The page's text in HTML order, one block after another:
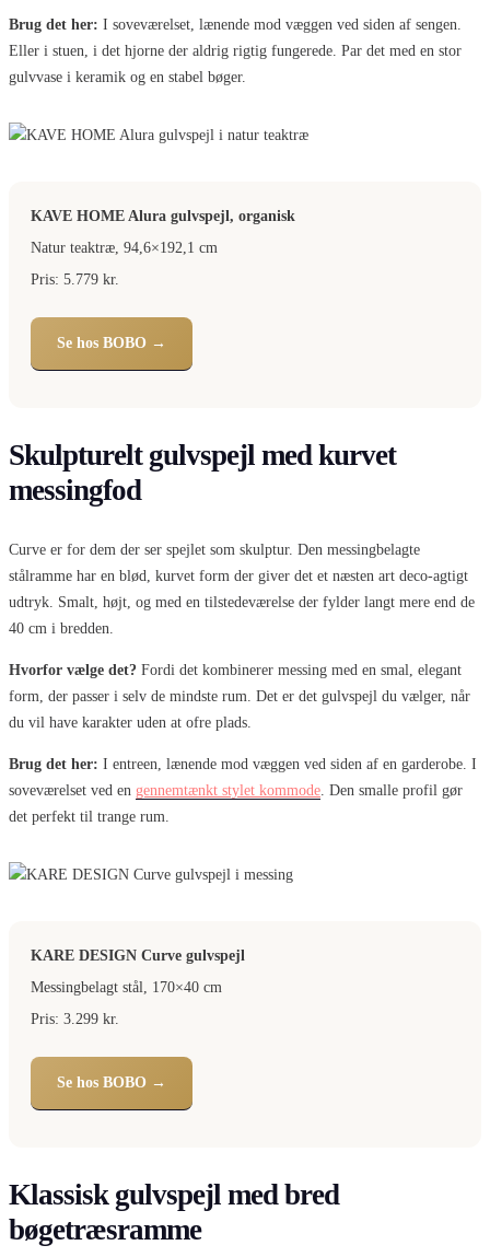
Brug det her: I soveværelset, lænende mod væggen ved siden af sengen.
Eller i stuen, i det hjorne der aldrig rigtig fungerede. Par det med en stor
gulvvase i keramik og en stabel bøger.
KAVE HOME Alura gulvspejl, organisk
Natur teaktræ, 94,6×192,1 cm
Pris: 5.779 kr.
Se hos BOBO →
Skulpturelt gulvspejl med kurvet
messingfod
Curve er for dem der ser spejlet som skulptur. Den messingbelagte
stålramme har en blød, kurvet form der giver det et næsten art deco-agtigt
udtryk. Smalt, højt, og med en tilstedeværelse der fylder langt mere end de
40 cm i bredden.
Hvorfor vælge det? Fordi det kombinerer messing med en smal, elegant
form, der passer i selv de mindste rum. Det er det gulvspejl du vælger, når
du vil have karakter uden at ofre plads.
Brug det her: I entreen, lænende mod væggen ved siden af en garderobe. I
soveværelset ved en gennemtænkt stylet kommode . Den smalle profil gør
det perfekt til trange rum.
KARE DESIGN Curve gulvspejl
Messingbelagt stål, 170×40 cm
Pris: 3.299 kr.
Se hos BOBO →
Klassisk gulvspejl med bred
bøgetræsramme